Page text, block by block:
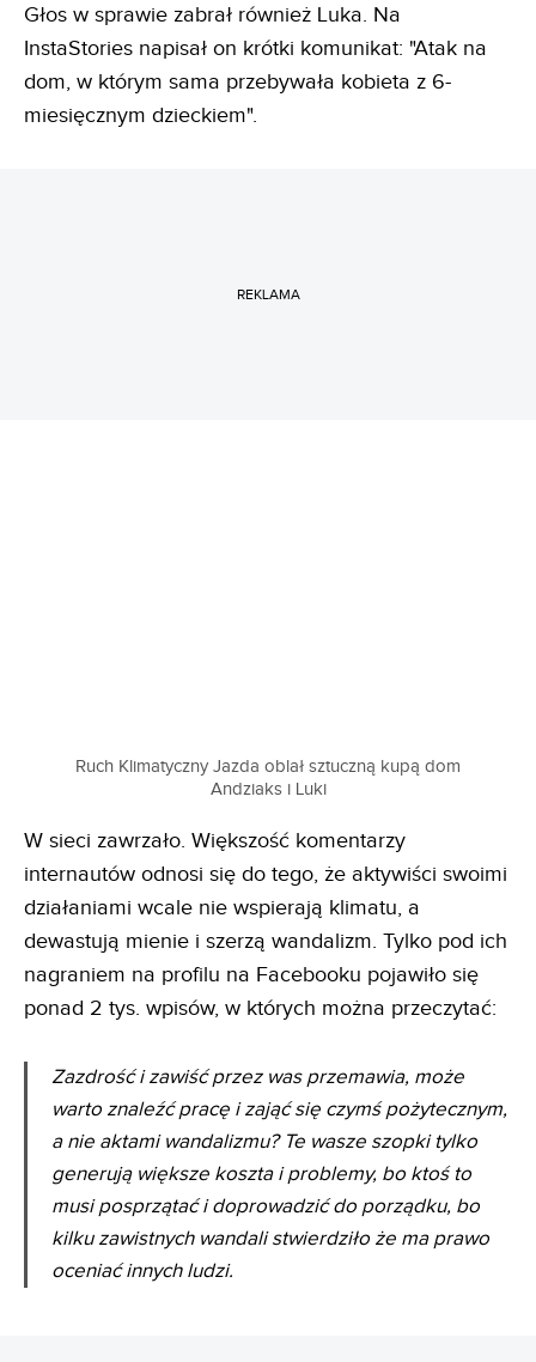
Głos w sprawie zabrał również Luka. Na
InstaStories napisał on krótki komunikat: "Atak na
dom, w którym sama przebywała kobieta z 6-
miesięcznym dzieckiem".
REKLAMA
Ruch Klimatyczny Jazda oblał sztuczną kupą dom
Andziaks i Luki
W sieci zawrzało. Większość komentarzy
internautów odnosi się do tego, że aktywiści swoimi
działaniami wcale nie wspierają klimatu, a
dewastują mienie i szerzą wandalizm. Tylko pod ich
nagraniem na profilu na Facebooku pojawiło się
ponad 2 tys. wpisów, w których można przeczytać:
Zazdrość i zawiść przez was przemawia, może
warto znaleźć pracę i zająć się czymś pożytecznym,
a nie aktami wandalizmu? Te wasze szopki tylko
generują większe koszta i problemy, bo ktoś to
musi posprzątać i doprowadzić do porządku, bo
kilku zawistnych wandali stwierdziło że ma prawo
oceniać innych ludzi.